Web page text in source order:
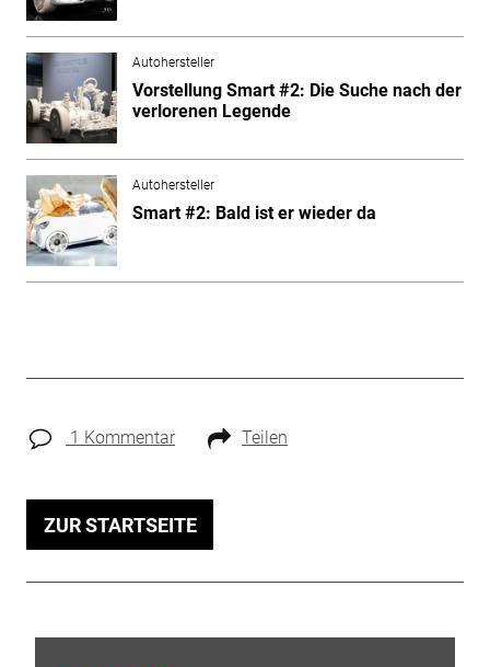
Autohersteller
Vorstellung Smart #2: Die Suche nach der
verlorenen Legende
Autohersteller
Smart #2: Bald ist er wieder da
1 Kommentar Teilen
ZUR STARTSEITE